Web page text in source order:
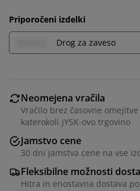
Priporočeni izdelki
Drog za zaveso
Neomejena vračila
Vračilo brez časovne
katerokoli JYSK-ovo trgovino
Jamstvo cene
30 dni jamstva cene na vse
Fleksibilne možnosti
Hitra in enostavna dostava
Prilagajamo vašo
V JYSK-u uporabljamo piškotke
identifikatorje za zagotavljanje
obisku našega spletnega mesta.